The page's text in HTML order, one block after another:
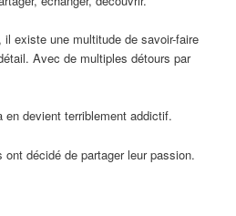
existe une multitude de savoir-faire
Avec de multiples détours par
devient terriblement addictif.
décidé de partager leur passion.